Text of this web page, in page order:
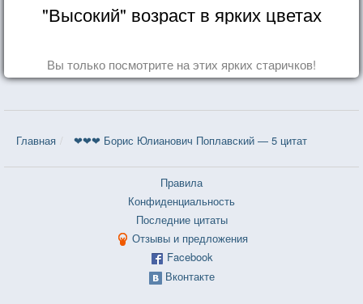
"Высокий" возраст в ярких цветах
Вы только посмотрите на этих ярких старичков!
Главная ❤❤❤ Борис Юлианович Поплавский — 5 цитат
Правила
Конфиденциальность
Последние цитаты
Отзывы и предложения
Facebook
Вконтакте